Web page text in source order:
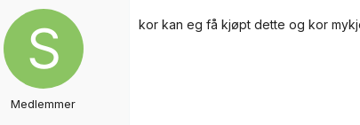
Medlemmer
kor kan eg få kjøpt dette og kor